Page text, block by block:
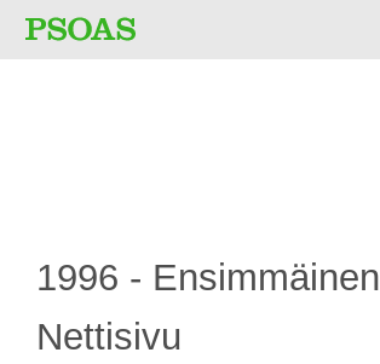
1996 - Ensimmäinen
Nettisivu